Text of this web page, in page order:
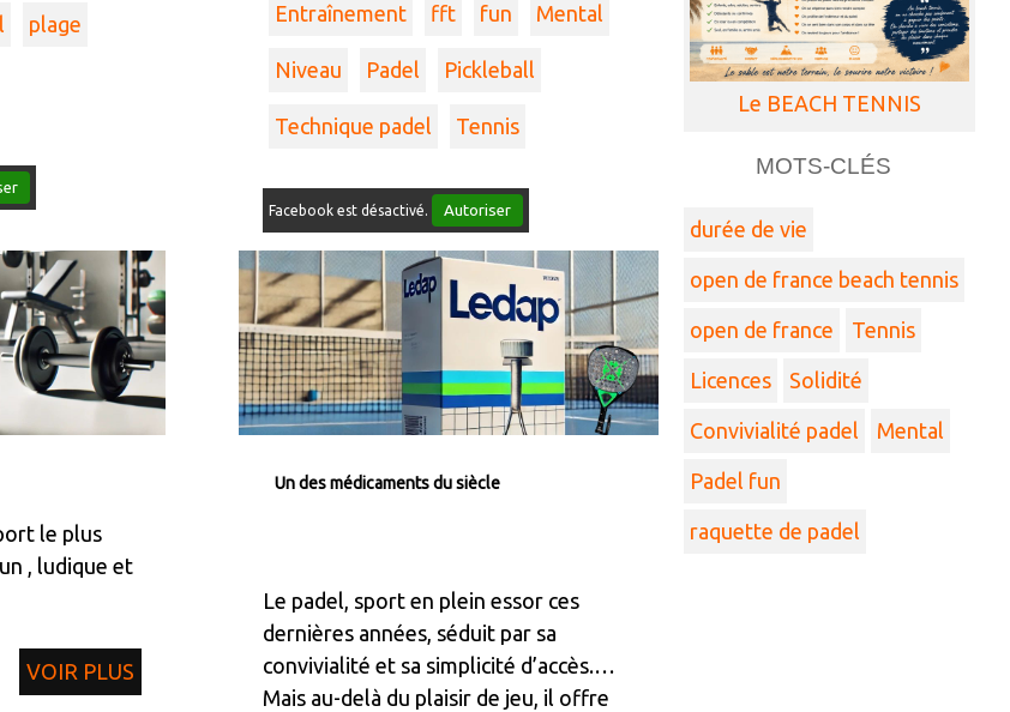
plage Entraînement fft fun Mental
Niveau Padel Pickleball
Technique padel Tennis
Facebook est désactivé. Autoriser
le plus
, ludique et
VOIR PLUS
Un des médicaments du siècle
Le padel, sport en plein essor ces
dernières années, séduit par sa
convivialité et sa simplicité d’accès.
Mais au-delà du plaisir de jeu, il offre
Le BEACH TENNIS
MOTS-CLÉS
durée de vie
open de france beach tennis
open de france Tennis
Licences Solidité
Convivialité padel Mental
Padel fun
raquette de padel